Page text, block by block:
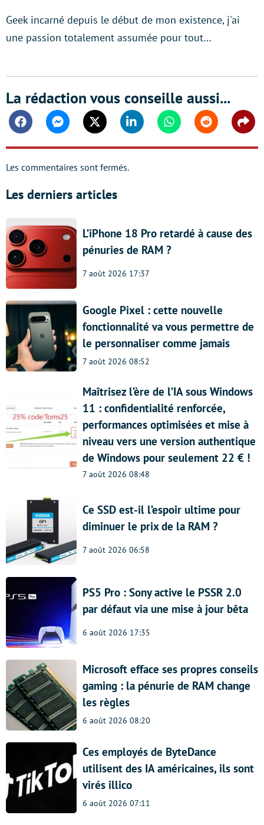
Geek incarné depuis le début de mon existence, j'ai
une passion totalement assumée pour tout…
La rédaction vous conseille aussi...
FacebookMessengerTwitter Linkedin WhatsappReddit
Les commentaires sont fermés.
Les derniers articles
L’iPhone 18 Pro retardé à cause des
pénuries de RAM ?
7 août 2026 17:37
Google Pixel : cette nouvelle
fonctionnalité va vous permettre de
le personnaliser comme jamais
7 août 2026 08:52
Maîtrisez l’ère de l’IA sous Windows
11 : confidentialité renforcée,
performances optimisées et mise à
niveau vers une version authentique
de Windows pour seulement 22 € !
7 août 2026 08:48
Ce SSD est-il l’espoir ultime pour
diminuer le prix de la RAM ?
7 août 2026 06:58
PS5 Pro : Sony active le PSSR 2.0
par défaut via une mise à jour bêta
6 août 2026 17:35
Microsoft efface ses propres conseils
gaming : la pénurie de RAM change
les règles
6 août 2026 08:20
Ces employés de ByteDance
utilisent des IA américaines, ils sont
virés illico
6 août 2026 07:11